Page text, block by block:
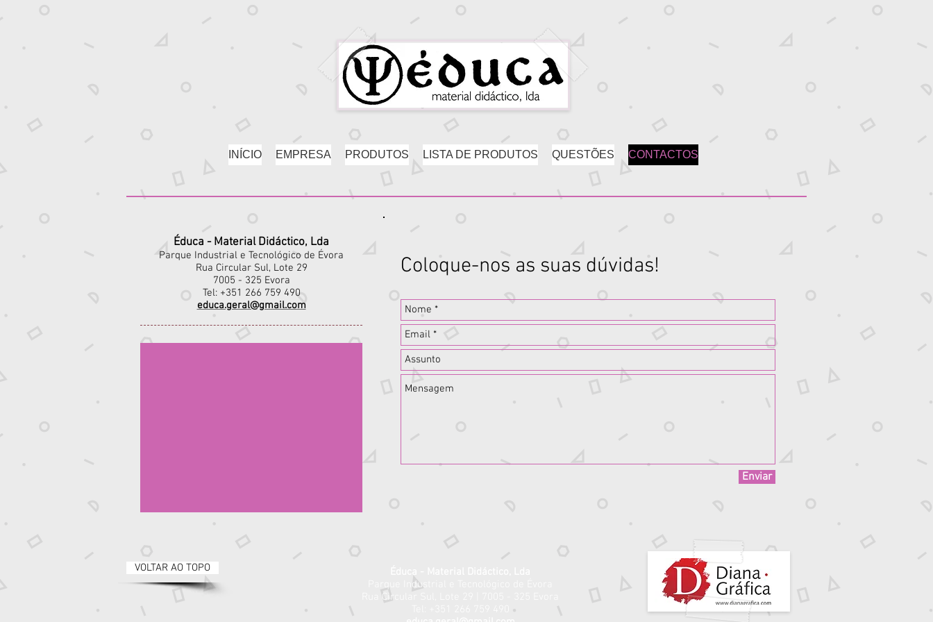
INÍCIO EMPRESA PRODUTOS LISTA DE PRODUTOS QUESTÕES CONTACTOS
Éduca - Material Didáctico, Lda
Parque Industrial e Tecnológico de Évora
Rua Circular Sul, Lote 29
7005 - 325 Evora
Tel: +351 266 759 490
educa.geral@gmail.com
Coloque-nos as suas dúvidas!
Enviar
Éduca - Material Didáctico, Lda
Parque Industrial e Tecnológico de Évora
Rua Circular Sul, Lote 29 | 7005 - 325 Evora
VOLTAR AO TOPO